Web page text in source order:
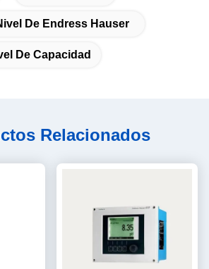
De Endress Hauser
De Capacidad
Relacionados